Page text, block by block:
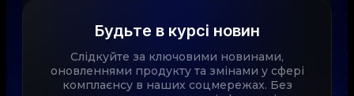
Будьте в курсі новин
Слідкуйте за ключовими новинами,
оновленнями продукту та змінами у сфері
комплаєнсу в наших соцмережах. Без